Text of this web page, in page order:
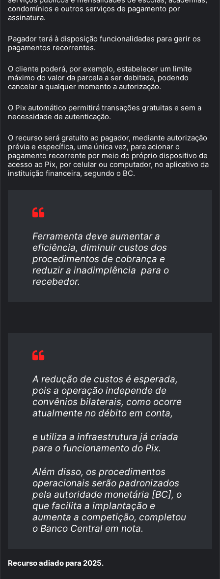
condomínios e outros serviços de pagamento por
assinatura.
Pagador terá à disposição funcionalidades para gerir os
pagamentos recorrentes.
O cliente poderá, por exemplo, estabelecer um limite
máximo do valor da parcela a ser debitada, podendo
cancelar a qualquer momento a autorização.
O Pix automático permitirá transações gratuitas e sem a
necessidade de autenticação.
O recurso será gratuito ao pagador, mediante autorização
prévia e específica, uma única vez, para acionar o
pagamento recorrente por meio do próprio dispositivo de
acesso ao Pix, por celular ou computador, no aplicativo da
instituição financeira, segundo o BC.
Ferramenta deve aumentar a
eficiência, diminuir custos dos
procedimentos de cobrança e
reduzir a inadimplência para o
recebedor.
A redução de custos é esperada,
pois a operação independe de
convênios bilaterais, como ocorre
atualmente no débito em conta,
e utiliza a infraestrutura já criada
para o funcionamento do Pix.
Além disso, os procedimentos
operacionais serão padronizados
pela autoridade monetária [BC], o
que facilita a implantação e
aumenta a competição, completou
o Banco Central em nota.
Recurso adiado para 2025.